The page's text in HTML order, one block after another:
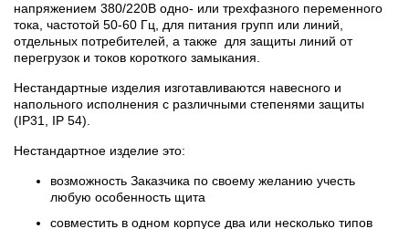
напряжением 380/220В одно- или трехфазного переменного
тока, частотой 50-60 Гц, для питания групп или линий,
отдельных потребителей, а также для защиты линий от
перегрузок и токов короткого замыкания.
Нестандартные изделия изготавливаются навесного и
напольного исполнения с различными степенями защиты
(IP31, IP 54).
Нестандартное изделие это:
возможность Заказчика по своему желанию учесть
любую особенность щита
совместить в одном корпусе два или несколько типов